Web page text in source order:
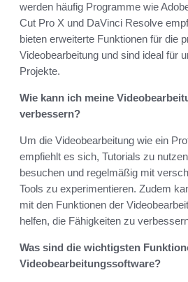
werden häufig Programme wie
Cut Pro X und DaVinci Resolve
bieten erweiterte Funktionen für die
Videobearbeitung und sind ideal für
Projekte.
Wie kann ich meine
verbessern?
Um die Videobearbeitung wie ein
empfiehlt es sich, Tutorials zu
besuchen und regelmäßig mit
Tools zu experimentieren. Zudem
mit den Funktionen der
helfen, die Fähigkeiten zu
Was sind die wichtigsten
Videobearbeitungssoftware?